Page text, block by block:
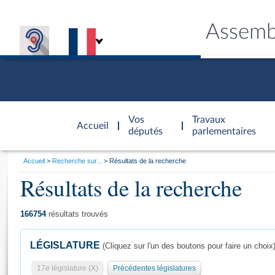
Accueil
d'accueil
Vos
députés
Travaux
parlementaires
Général
Vous
Accueil Recherche sur... Résultats de la recherche
Résultats de la recherche
166754résultats trouvés
LÉGISLATURE (Cliquez sur l'un des boutons pour faire un choix)
17e législature (X) Précédentes législatures